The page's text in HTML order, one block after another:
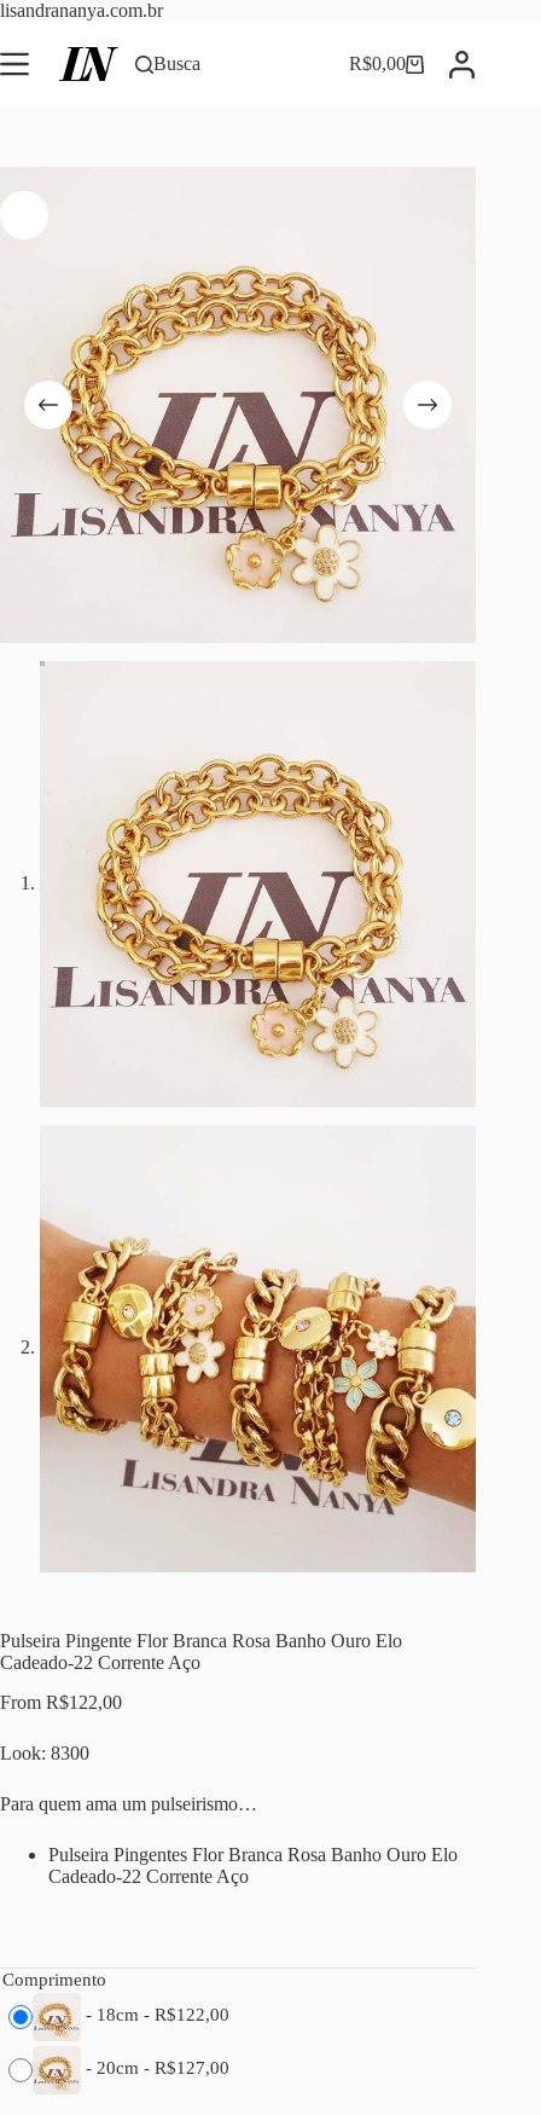
lisandrananya.com.brPular
o
conteúdo
Busca Carrinho
R$0,00
Pulseira Pingente Flor Branca Rosa Banho Ouro Elo
Cadeado-22 Corrente Aço
From R$122,00
Look: 8300
Para quem ama um pulseirismo…
Pulseira Pingentes Flor Branca Rosa Banho Ouro Elo
Cadeado-22 Corrente Aço
Comprimento
- 18cm - R$122,00
- 20cm - R$127,00